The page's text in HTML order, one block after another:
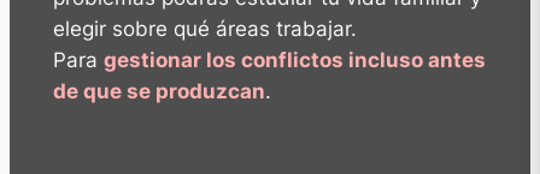
elegir sobre qué áreas trabajar.
Para gestionar los conflictos incluso antes
de que se produzcan.